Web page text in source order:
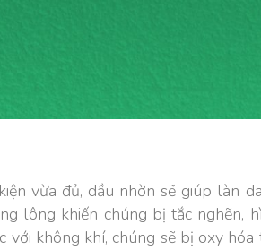
vừa đủ, dầu nhờn sẽ giúp làn
lông khiến chúng bị tắc nghẽn,
không khí, chúng sẽ bị oxy